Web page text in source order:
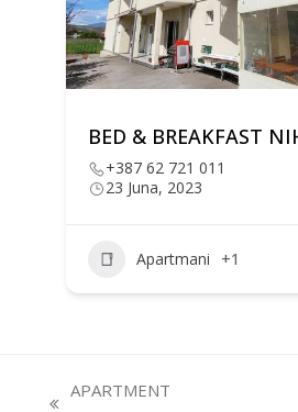
BED & BREAKFAST
+387 62 721 011
23 Juna, 2023
Apartmani +1
APARTMENT